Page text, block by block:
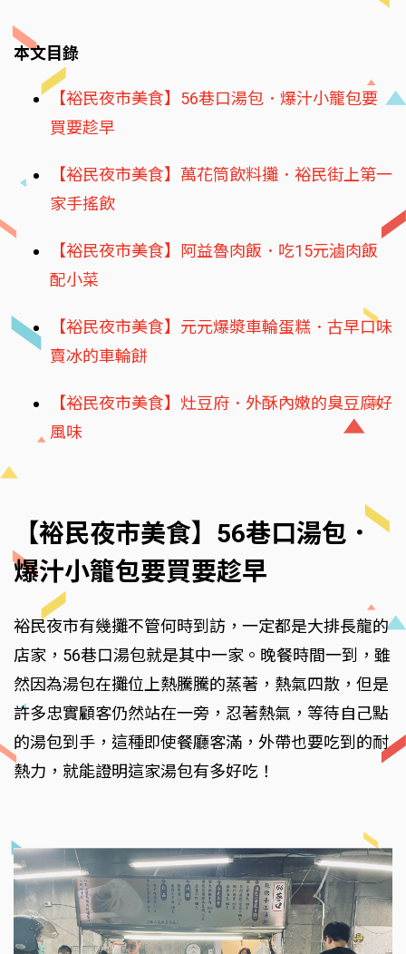
本文目錄
【裕民夜市美食】56巷口湯包．爆汁小籠包要
買要趁早
【裕民夜市美食】萬花筒飲料攤．裕民街上第一
家手搖飲
【裕民夜市美食】阿益魯肉飯．吃15元滷肉飯
配小菜
【裕民夜市美食】元元爆漿車輪蛋糕．古早口味
賣冰的車輪餅
【裕民夜市美食】灶豆府．外酥內嫩的臭豆腐好
風味
【裕民夜市美食】56巷口湯包．
爆汁小籠包要買要趁早
裕民夜市有幾攤不管何時到訪，一定都是大排長龍的
店家，56巷口湯包就是其中一家。晚餐時間一到，雖
然因為湯包在攤位上熱騰騰的蒸著，熱氣四散，但是
許多忠實顧客仍然站在一旁，忍著熱氣，等待自己點
的湯包到手，這種即使餐廳客滿，外帶也要吃到的耐
熱力，就能證明這家湯包有多好吃！